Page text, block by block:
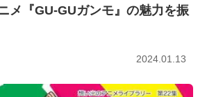
メ『GU-GUガンモ』の魅力を振
2024.01.13